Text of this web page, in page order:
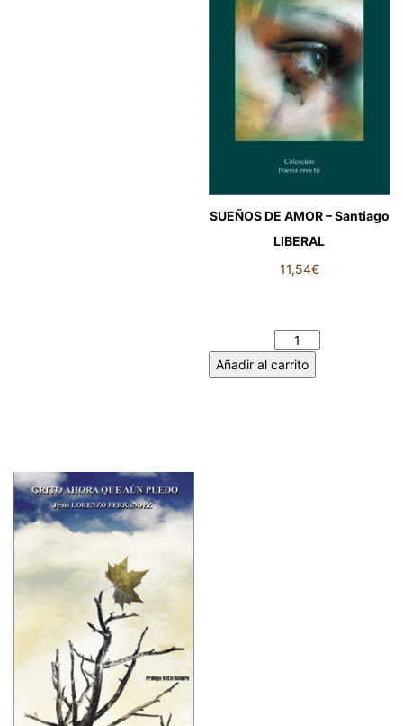
SUEÑOS DE AMOR – Santiago
LIBERAL
11,54€
Añadir al carrito